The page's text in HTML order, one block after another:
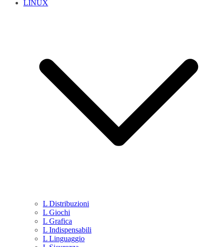
LINUX
L Distribuzioni
L Giochi
L Grafica
L Indispensabili
L Linguaggio